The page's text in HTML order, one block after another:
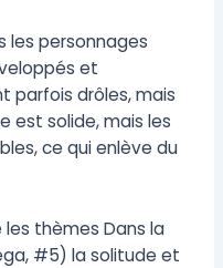
les personnages
et
parfois drôles, mais
est solide, mais les
ce qui enlève du
les thèmes Dans la
#5) la solitude et